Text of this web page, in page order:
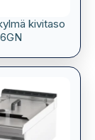
kivitaso
6GN